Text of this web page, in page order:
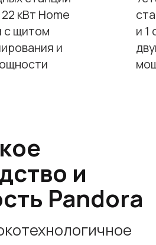
и ответы
в России
Каждый год
и